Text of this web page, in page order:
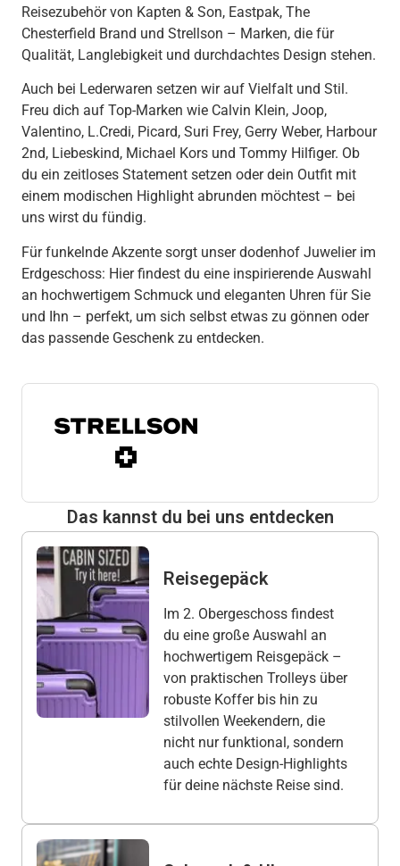
Reisezubehör von Kapten & Son, Eastpak, The
Chesterfield Brand und Strellson – Marken, die für
Qualität, Langlebigkeit und durchdachtes Design stehen.
Auch bei Lederwaren setzen wir auf Vielfalt und Stil.
Freu dich auf Top-Marken wie Calvin Klein, Joop,
Valentino, L.Credi, Picard, Suri Frey, Gerry Weber, Harbour
2nd, Liebeskind, Michael Kors und Tommy Hilfiger. Ob
du ein zeitloses Statement setzen oder dein Outfit mit
einem modischen Highlight abrunden möchtest – bei
uns wirst du fündig.
Für funkelnde Akzente sorgt unser dodenhof Juwelier im
Erdgeschoss: Hier findest du eine inspirierende Auswahl
an hochwertigem Schmuck und eleganten Uhren für Sie
und Ihn – perfekt, um sich selbst etwas zu gönnen oder
das passende Geschenk zu entdecken.
Das kannst du bei uns entdecken
Reisegepäck
Im 2. Obergeschoss findest
du eine große Auswahl an
hochwertigem Reisgepäck –
von praktischen Trolleys über
robuste Koffer bis hin zu
stilvollen Weekendern, die
nicht nur funktional, sondern
auch echte Design-Highlights
für deine nächste Reise sind.